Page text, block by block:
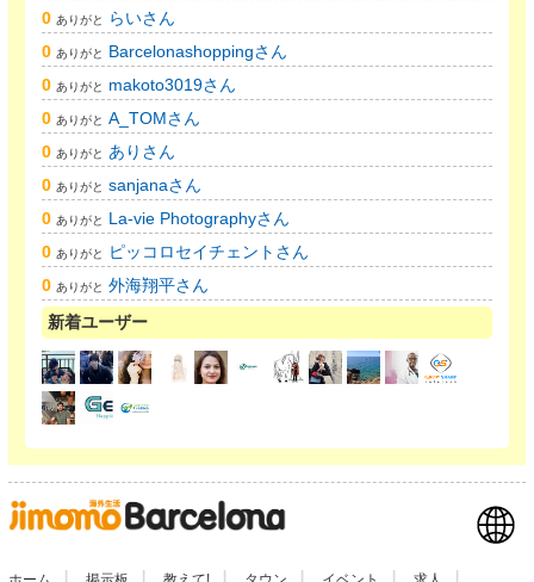
0 ありがと
らいさん
0 ありがと
Barcelonashoppingさん
0 ありがと
makoto3019さん
0 ありがと A_TOMさん
0 ありがと ありさん
0 ありがと sanjanaさん
0 ありがと
La-vie Photographyさん
0 ありがと
ピッコロセイチェントさん
0 ありがと 外海翔平さん
新着ユーザー